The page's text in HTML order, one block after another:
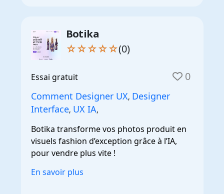
Botika
☆☆☆☆☆(0)
Essai gratuit 0
Comment Designer UX, Designer
Interface, UX IA,
Botika transforme vos photos produit en
visuels fashion d’exception grâce à l’IA,
pour vendre plus vite !
En savoir plus